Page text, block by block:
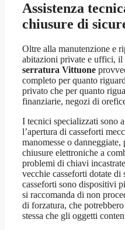
Assistenza
chiusure di
Oltre alla manutenzione e
abitazioni private e uffici, il
serratura Vittuone
completo per quanto
privato che per quanto
finanziarie, negozi di
I tecnici specializzati sono
l’apertura di casseforti
manomesse o
chiusure elettroniche a
problemi di chiavi
vecchie casseforti dotate di
casseforti sono dispositivi
si raccomanda di non
di forzatura, che
stessa che gli oggetti